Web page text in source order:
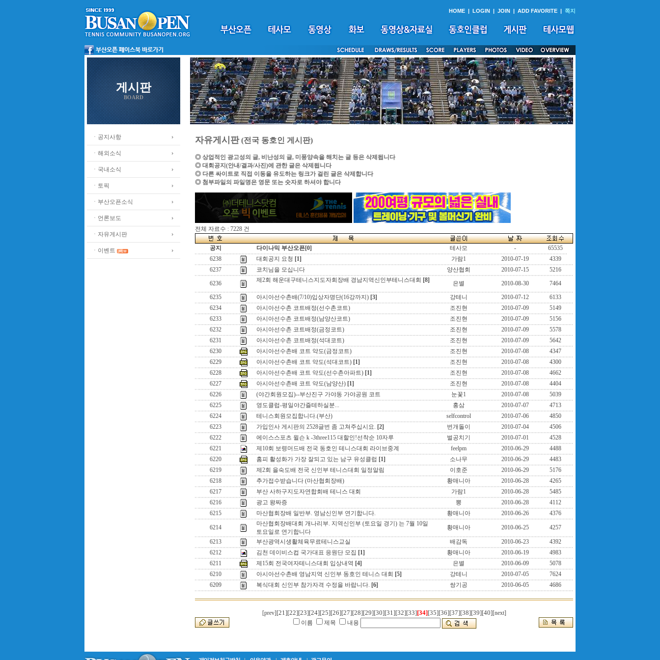
HOME | LOGIN | JOIN | ADD FAVORITE | 쪽지
게시판
BOARD
ㆍ공지사항
ㆍ해외소식
ㆍ국내소식
ㆍ토픽
ㆍ부산오픈소식
ㆍ언론보도
ㆍ자유게시판
ㆍ이벤트
자유게시판(전국 동호인 게시판)
◎ 상업적인 광고성의 글, 비난성의 글, 미풍양속을 해치는 글 등은 삭제됩니다
◎ 대회공지(안내/결과/사진)에 관한 글은 삭제됩니다
◎ 다른 싸이트로 직접 이동을 유도하는 링크가 걸린 글은 삭제합니다
◎ 첨부파일의 파일명은 영문 또는 숫자로 하셔야 합니다
전체 자료수 : 7228 건
공지 다이나믹 부산오픈[0] 테사모 -
65535
6238
대회공지 요청 [1] 가람1 2010-07-19
4339
6237
코치님을 모십니다 양산협회 2010-07-15
5216
6236
제2회 해운대구테니스지도자회장배 경남지역신인부테니스대회 [8] 은별 2010-08-30
7464
6235
아시아선수촌배(7/10)입상자명단(16강까지) [3] 강테니 2010-07-12
6133
6234
아시아선수촌 코트배정(선수촌코트) 조진현 2010-07-09
5149
6233
아시아선수촌 코트배정(남양산코트) 조진현 2010-07-09
5156
6232
아시아선수촌 코트배정(금정코트) 조진현 2010-07-09
5578
6231
아시아선수촌 코트배정(석대코트) 조진현 2010-07-09
5642
6230
아시아선수촌배 코트 약도(금정코트) 조진현 2010-07-08
4347
6229
아시아선수촌배 코트 약도(석대코트) [1] 조진현 2010-07-08
4300
6228
아시아선수촌배 코트 약도(선수촌아파트) [1] 조진현 2010-07-08
4662
6227
아시아선수촌배 코트 약도(남양산) [1] 조진현 2010-07-08
4404
6226
(야간회원모집)--부산진구 가야동 가야공원 코트 눈꽃1 2010-07-08
5039
6225
영도클럽-평일야간즐테하실분... 홍삼 2010-07-07
4713
6224
테니스회원모집합니다.(부산) selfcontrol 2010-07-06
4850
6223
가입인사 게시판의 2528글번 좀 고쳐주십시요. [2] 번개돌이 2010-07-04
4506
6222
에이스스포츠 윌슨 k -3three115 대할인!선착순 10자루 벌공치기 2010-07-01
4528
6221
제10회 보령머드배 전국 동호인 테니스대회 라이브중계 feelpm 2010-06-29
4488
6220
홈피 활성화가 가장 잘되고 있는 남구 유성클럽 [1] 소나무 2010-06-29
4483
6219
제2회 을숙도배 전국 신인부 테니스대회 일정알림 이호준 2010-06-29
5176
6218
추가접수받습니다 (마산협회장배) 황매니아 2010-06-28
4265
6217
부산 사하구지도자연합회배 테니스 대회 가람1 2010-06-28
5485
6216
광고 왕짜증 뽕 2010-06-28
4112
6215
마산협회장배 일반부. 영남신인부 연기합니다. 황매니아 2010-06-26 4376
6214
마산협회장배대회 개나리부. 지역신인부 (토요일 경기) 는 7월 10일
토요일로 연기합니다
황매니아 2010-06-25 4257
6213 부산광역시생활체육무료테니스교실 배감독 2010-06-23
4392
6212
김천 데이비스컵 국가대표 응원단 모집 [1] 황매니아 2010-06-19
4983
6211
제15회 전국여자테니스대회 입상내역 [4] 은별 2010-06-09
5078
6210
아시아선수촌배 영남지역 신인부 동호인 테니스 대회 [5] 강테니 2010-07-05
7624
6209
복식대회 신인부 참가자격 수정을 바랍니다. [6] 쌍기공 2010-06-05 4686
[prev] [21][22][23][24][25][26][27][28][29][30][31][32][33][34][35][36][37][38][39][40][next]
이름
제목 내용